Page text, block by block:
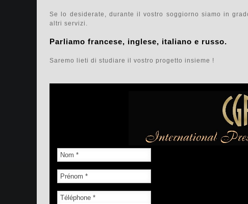
Se lo desiderate, durante il vostro soggiorno siamo in
altri servizi.
Parliamo francese, inglese, italiano e russo.
Saremo lieti di studiare il vostro progetto insieme !